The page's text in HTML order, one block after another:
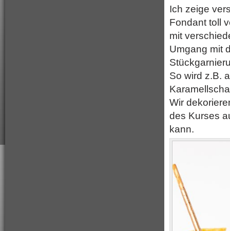
Ich zeige
Fondant toll
mit
Umgang mit
So wird z.B.
Wir
des Kurses
kann.